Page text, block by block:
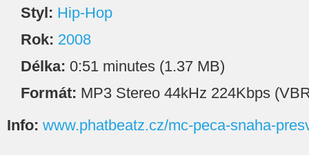
Styl: Hip-Hop
Rok: 2008
Délka: 0:51 minutes (1.37 MB)
Formát: MP3 Stereo 44kHz 224Kbps
Info: www.phatbeatz.cz/mc-peca-snaha-